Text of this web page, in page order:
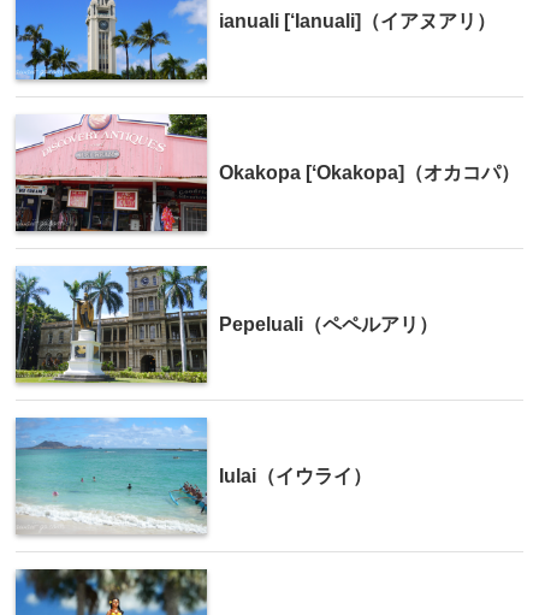
ianuali [‘Ianuali]（イアヌアリ）
Okakopa [ʻOkakopa]（オカコパ）
Pepeluali（ペペルアリ）
Iulai（イウライ）